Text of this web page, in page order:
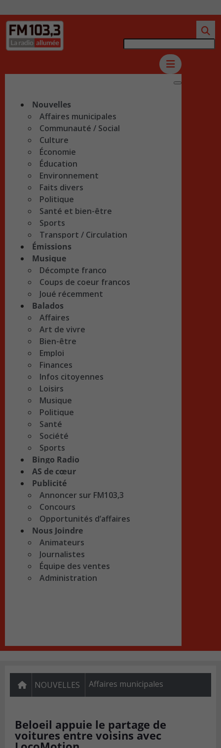
Nouvelles
Affaires municipales
Communauté / Social
Culture
Économie
Éducation
Environnement
Faits divers
Politique
Santé et bien-être
Sports
Transport / Circulation
Émissions
Musique
Décompte franco
Coups de coeur francos
Joué récemment
Balados
Affaires
Art de vivre
Bien-être
Emploi
Finances
Infos citoyennes
Loisirs
Musique
Politique
Santé
Société
Sports
Bingo Radio
AS de cœur
Publicité
Annoncer sur FM103,3
Concours
Opportunités d’affaires
Nous Joindre
Animateurs
Journalistes
Équipe des ventes
Administration
NOUVELLES Affaires municipales
Beloeil appuie le partage de
voitures entre voisins avec